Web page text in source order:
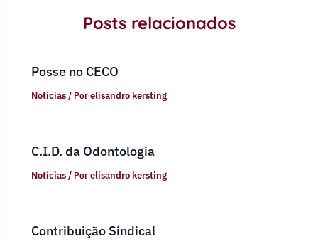
Posts relacionados
Posse no CECO
Notícias/ Porelisandro kersting
C.I.D. da Odontologia
Notícias/ Porelisandro kersting
Contribuição Sindical